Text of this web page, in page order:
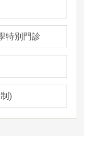
特別門診
)